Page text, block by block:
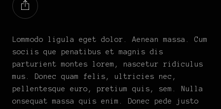
Lommodo ligula eget dolor. Aenean massa. Cum
sociis que penatibus et magnis dis
parturient montes lorem, nascetur ridiculus
mus. Donec quam felis, ultricies nec,
pellentesque euro, pretium quis, sem. Nulla
onsequat massa quis enim. Donec pede justo